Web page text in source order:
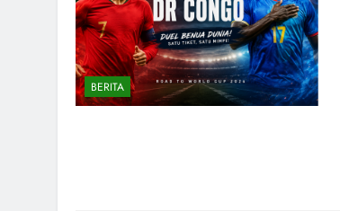
BERITA